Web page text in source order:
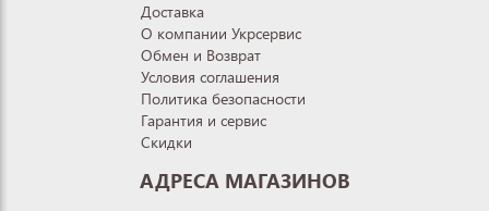
Доставка
О компании Укрсервис
Обмен и Возврат
Условия соглашения
Политика безопасности
Гарантия и сервис
Скидки
АДРЕСА МАГАЗИНОВ